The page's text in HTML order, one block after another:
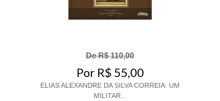
De R$ 110,00
Por R$ 55,00
ELIAS ALEXANDRE DA SILVA CORREIA: UM
MILITAR...